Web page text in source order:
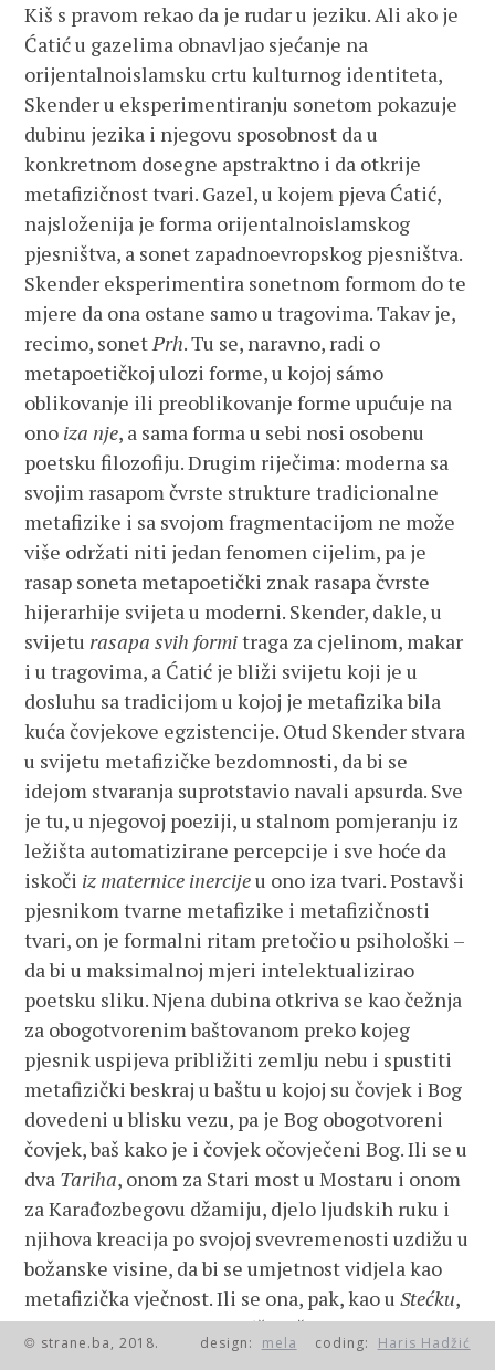
Kiš s pravom rekao da je rudar u jeziku. Ali ako je
Ćatić u gazelima obnavljao sjećanje na
orijentalnoislamsku crtu kulturnog identiteta,
Skender u eksperimentiranju sonetom pokazuje
dubinu jezika i njegovu sposobnost da u
konkretnom dosegne apstraktno i da otkrije
metafizičnost tvari. Gazel, u kojem pjeva Ćatić,
najsloženija je forma orijentalnoislamskog
pjesništva, a sonet zapadnoevropskog pjesništva.
Skender eksperimentira sonetnom formom do te
mjere da ona ostane samo u tragovima. Takav je,
recimo, sonetPrh. Tu se, naravno, radi o
metapoetičkoj ulozi forme, u kojoj sámo
oblikovanje ili preoblikovanje forme upućuje na
ono iza nje, a sama forma u sebi nosi osobenu
poetsku filozofiju. Drugim riječima: moderna sa
svojim rasapom čvrste strukture tradicionalne
metafizike i sa svojom fragmentacijom ne može
više održati niti jedan fenomen cijelim, pa je
rasap soneta metapoetički znak rasapa čvrste
hijerarhije svijeta u moderni. Skender, dakle, u
svijetu rasapa svih formitraga za cjelinom, makar
i u tragovima, a Ćatić je bliži svijetu koji je u
dosluhu sa tradicijom u kojoj je metafizika bila
kuća čovjekove egzistencije. Otud Skender stvara
u svijetu metafizičke bezdomnosti, da bi se
idejom stvaranja suprotstavio navali apsurda. Sve
je tu, u njegovoj poeziji, u stalnom pomjeranju iz
ležišta automatizirane percepcije i sve hoće da
iskoči iz maternice inercijeu ono iza tvari. Postavši
pjesnikom tvarne metafizike i metafizičnosti
tvari, on je formalni ritam pretočio u psihološki –
da bi u maksimalnoj mjeri intelektualizirao
poetsku sliku. Njena dubina otkriva se kao čežnja
za obogotvorenim baštovanom preko kojeg
pjesnik uspijeva približiti zemlju nebu i spustiti
metafizički beskraj u baštu u kojoj su čovjek i Bog
dovedeni u blisku vezu, pa je Bog obogotvoreni
čovjek, baš kako je i čovjek očovječeni Bog. Ili se u
dva Tariha, onom za Stari most u Mostaru i onom
za Karađozbegovu džamiju, djelo ljudskih ruku i
njihova kreacija po svojoj svevremenosti uzdižu u
božanske visine, da bi se umjetnost vidjela kao
metafizička vječnost. Ili se ona, pak, kao uStećku,
vidi u formi spasa odkandža kiše, povampirenja i
, a uTarihu za Karađozbegovu džamiju u
© strane.ba, 2018. design: mela coding: Haris Hadžić